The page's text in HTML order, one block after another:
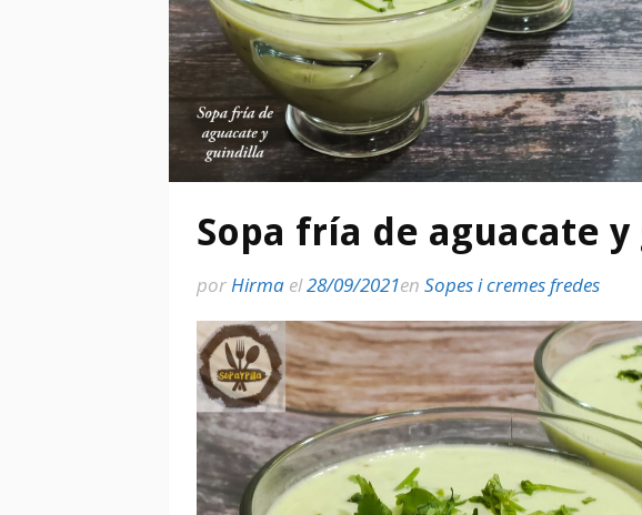
Sopa fría de aguacate
porHirma el28/09/2021en Sopes i cremes fredes